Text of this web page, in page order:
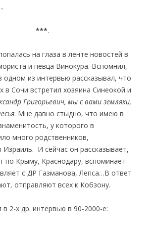
***.
на глаза в ленте новостей в
и певца Винокура. Вспомнил,
одном из интервью рассказывал, что
в Сочи встретил хозяина Синеокой и
Григорьевич, мы с вами земляки,
. Мне давно стыдно, что имею в
у которого в
много родственников,
Израиль. И сейчас он рассказывает,
по Крыму, Краснодару, вспоминает
с ДР Газманова, Лепса…В ответ
отправляют всех к Кобзону.
2-х др. интервью в 90-2000-е: